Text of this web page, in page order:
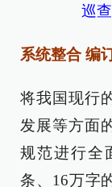
巡
系统整合 编
将我国现行
发展等方面
规范进行全
条、16万字